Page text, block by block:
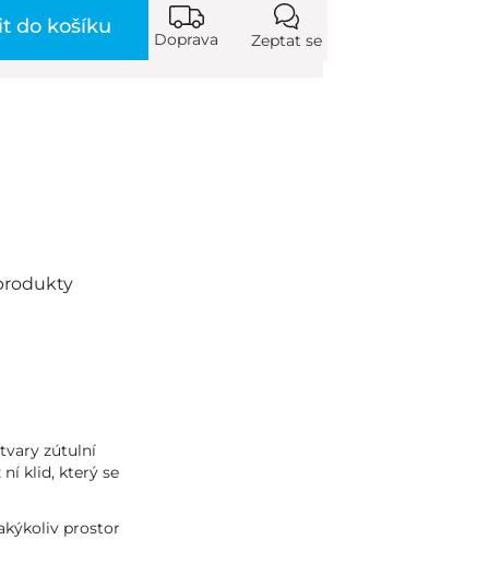
do košíku
Doprava Zeptat se
zútulní
klid, který se
prostor